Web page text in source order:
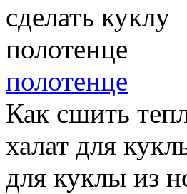
полотенце
Как сшить
халат для
для куклы из